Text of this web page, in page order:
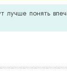
понять